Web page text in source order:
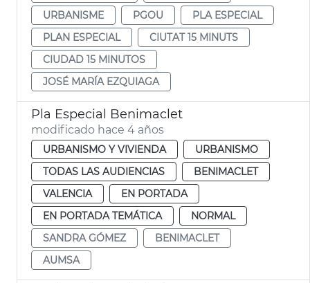
URBANISME
PGOU
PLA ESPECIAL
PLAN ESPECIAL
CIUTAT 15 MINUTS
CIUDAD 15 MINUTOS
JOSÉ MARÍA EZQUIAGA
Pla Especial Benimaclet
modificado hace 4 años
URBANISMO Y VIVIENDA
URBANISMO
TODAS LAS AUDIENCIAS
BENIMACLET
VALENCIA
EN PORTADA
EN PORTADA TEMÁTICA
NORMAL
SANDRA GÓMEZ
BENIMACLET
AUMSA